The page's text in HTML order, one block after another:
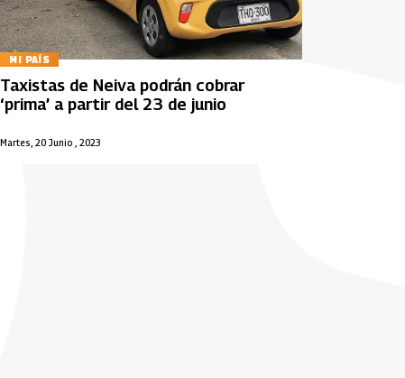
MI PAÍS
Martes, 20 Junio , 2023
Taxistas de Neiva podrán cobrar
‘prima’ a partir del 23 de junio